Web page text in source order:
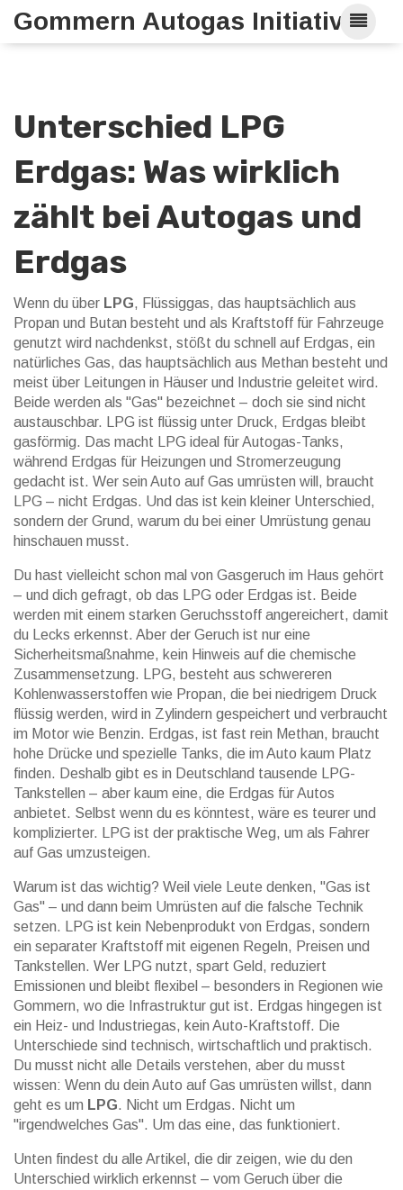
Gommern Autogas Initiative
Unterschied LPG
Erdgas: Was wirklich
zählt bei Autogas und
Erdgas
Wenn du über LPG, Flüssiggas, das hauptsächlich aus
Propan und Butan besteht und als Kraftstoff für Fahrzeuge
genutzt wird nachdenkst, stößt du schnell auf Erdgas, ein
natürliches Gas, das hauptsächlich aus Methan besteht und
meist über Leitungen in Häuser und Industrie geleitet wird.
Beide werden als "Gas" bezeichnet – doch sie sind nicht
austauschbar. LPG ist flüssig unter Druck, Erdgas bleibt
gasförmig. Das macht LPG ideal für Autogas-Tanks,
während Erdgas für Heizungen und Stromerzeugung
gedacht ist. Wer sein Auto auf Gas umrüsten will, braucht
LPG – nicht Erdgas. Und das ist kein kleiner Unterschied,
sondern der Grund, warum du bei einer Umrüstung genau
hinschauen musst.
Du hast vielleicht schon mal von Gasgeruch im Haus gehört
– und dich gefragt, ob das LPG oder Erdgas ist. Beide
werden mit einem starken Geruchsstoff angereichert, damit
du Lecks erkennst. Aber der Geruch ist nur eine
Sicherheitsmaßnahme, kein Hinweis auf die chemische
Zusammensetzung.
LPG, besteht aus schwereren
Kohlenwasserstoffen wie Propan, die bei niedrigem Druck
flüssig werden, wird in Zylindern gespeichert und verbraucht
im Motor wie Benzin. Erdgas, ist fast rein Methan, braucht
hohe Drücke und spezielle Tanks, die im Auto kaum Platz
finden. Deshalb gibt es in Deutschland tausende LPG-
Tankstellen – aber kaum eine, die Erdgas für Autos
anbietet. Selbst wenn du es könntest, wäre es teurer und
komplizierter. LPG ist der praktische Weg, um als Fahrer
auf Gas umzusteigen.
Warum ist das wichtig? Weil viele Leute denken, "Gas ist
Gas" – und dann beim Umrüsten auf die falsche Technik
setzen. LPG ist kein Nebenprodukt von Erdgas, sondern
ein separater Kraftstoff mit eigenen Regeln, Preisen und
Tankstellen. Wer LPG nutzt, spart Geld, reduziert
Emissionen und bleibt flexibel – besonders in Regionen wie
Gommern, wo die Infrastruktur gut ist. Erdgas hingegen ist
ein Heiz- und Industriegas, kein Auto-Kraftstoff. Die
Unterschiede sind technisch, wirtschaftlich und praktisch.
Du musst nicht alle Details verstehen, aber du musst
wissen: Wenn du dein Auto auf Gas umrüsten willst, dann
geht es um LPG. Nicht um Erdgas. Nicht um
"irgendwelches Gas". Um das eine, das funktioniert.
Unten findest du alle Artikel, die dir zeigen, wie du den
Unterschied wirklich erkennst – vom Geruch über die